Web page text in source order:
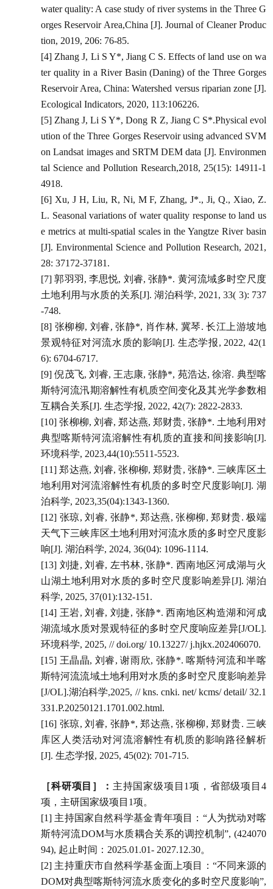
water quality: A case study of river systems in the Three G
orges Reservoir Area,China [J]. Journal of Cleaner Produc
tion, 2019, 206: 76-85.
[4] Zhang J, Li S Y*, Jiang C S. Effects of land use on wa
ter quality in a River Basin (Daning) of the Three Gorges
Reservoir Area, China: Watershed versus riparian zone [J].
Ecological Indicators, 2020, 113:106226.
[5] Zhang J, Li S Y*, Dong R Z, Jiang C S*.Physical evol
ution of the Three Gorges Reservoir using advanced SVM
on Landsat images and SRTM DEM data [J]. Environmen
tal Science and Pollution Research,2018, 25(15): 14911-1
4918.
[6] Xu, J H, Liu, R, Ni, M F, Zhang, J*., Ji, Q., Xiao, Z.
L. Seasonal variations of water quality response to land us
e metrics at multi-spatial scales in the Yangtze River basin
[J]. Environmental Science and Pollution Research, 2021,
28: 37172-37181.
[7]郭羽羽 , 李思悦, 刘睿,张静*. 黄河流域多时空尺度
土地利用与水质的关系[J].湖泊科学, 2021, 33( 3): 737
-748.
[8] 张柳柳, 刘睿,张静*, 肖作林, 冀琴.长江上游坡地
景观特征对河流水质的影响[J]. 生态学报, 2022, 42(1
6): 6704-6717.
[9]倪茂飞, 刘睿, 王志康,张静*, 苑浩达,徐溶. 典型喀
斯特河流汛期溶解性有机质空间变化及其光学参数相
互耦合关系[J].生态学报, 2022, 42(7): 2822-2833.
[10]张柳柳, 刘睿,郑达燕,郑财贵, 张静*. 土地利用对
典型喀斯特河流溶解性有机质的直接和间接影响[J].
环境科学, 2023,44(10):5511-5523.
[11]郑达燕, 刘睿,张柳柳,郑财贵, 张静*. 三峡库区土
地利用对河流溶解性有机质的多时空尺度影响[J]. 湖
泊科学, 2023,35(04):1343-1360.
[12] 张琼,刘睿, 张静*,郑达燕,张柳柳,郑财贵.极端
天气下三峡库区土地利用对河流水质的多时空尺度影
响[J].湖泊科学, 2024, 36(04): 1096-1114.
[13] 刘捷,刘睿, 左书林,张静*. 西南地区河成湖与火
山湖土地利用对水质的多时空尺度影响差异[J].湖泊
科学, 2025, 37(01):132-151.
[14] 王岩,刘睿, 刘捷, 张静*.西南地区构造湖和河成
湖流域水质对景观特征的多时空尺度响应差异[J/OL].
环境科学, 2025, // doi.org/ 10.13227/ j.hjkx.202406070.
[15] 王晶晶, 刘睿,谢雨欣, 张静*. 喀斯特河流和半喀
斯特河流流域土地利用对水质的多时空尺度影响差异
[J/OL].湖泊科学,2025, // kns. cnki. net/ kcms/ detail/ 32.1
331.P.20250121.1701.002.html.
[16] 张琼,刘睿, 张静*,郑达燕,张柳柳,郑财贵. 三峡
库区人类活动对河流溶解性有机质的影响路径解析
[J].生态学报, 2025, 45(02): 701-715.
［科研项目］： 主持国家级项目 1 项，省部级项目 4
项，主研国家级项目 1项。
[1] 主持国家自然科学基金青年项目： “人为扰动对喀
斯特河流DOM与水质耦合关系的调控机制”, (424070
94), 起止时间： 2025.01 .01- 2027.12.30。
[2] 主持重庆市自然科学基金面上项目： “不同来源的
DOM对典型喀斯特河流水质变化的多时空尺度影响”,